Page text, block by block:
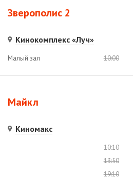
Зверополис 2
Кинокомплекс «Луч»
Малый зал 10:00
Майкл
Киномакс
10:10
13:50
19:10